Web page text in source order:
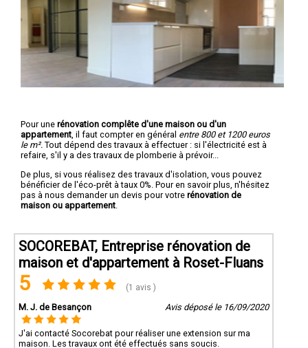
Pour une rénovation complête d'une maison ou d'un
appartement , il faut compter en général entre 800 et 1200 euros
le m². Tout dépend des travaux à effectuer : si l'électricité est à
refaire, s'il y a des travaux de plomberie à prévoir...
De plus, si vous réalisez des travaux d'isolation, vous pouvez
bénéficier de l'éco-prêt à taux 0%. Pour en savoir plus, n'hésitez
pas à nous demander un devis pour votre rénovation de
maison ou appartement
SOCOREBAT, Entreprise rénovation de
maison et d'appartement à Roset-Fluans
5 (1 avis )
M. J. de Besançon Avis déposé le 16/09/2020
J'ai contacté Socorebat pour réaliser une extension sur ma
maison. Les travaux ont été effectués sans soucis.